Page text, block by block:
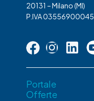
20131 – Milano (MI)
P.IVA 03556900045
Portale
Offerte